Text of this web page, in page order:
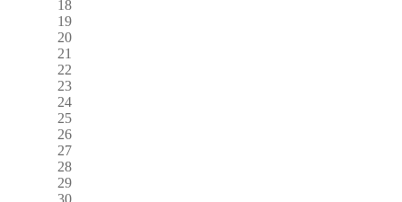
18
19
20
21
22
23
24
25
26
27
28
29
30